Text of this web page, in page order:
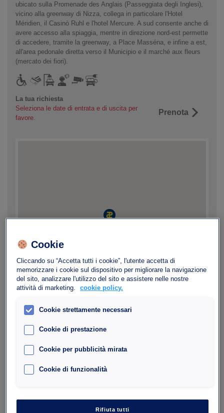
ubicato sulla Promenade des Anglais (Passeggiata degli Inglesi),
vicino alla greenway di Nizza, collega in particolare l'Hotel
Méridien, il Casinò Ruhl e l'hotel Mercure. A sud consente anche di
avere accesso alla spiaggia, mentre in direzione nord-est permette
di accedere, tramite la greenway, a Place Masséna, e infine a est,
all'area pedonale diretta verso il Municipio e il marché aux fleurs
(mercato dei fiori).
La tua richiesta
Seleziona le date di entrata e di uscita per
favore.
Prenota
Autres parkings à
proximité
Cookie
Cliccando su “Accetta tutti i cookie”, l'utente accetta di
memorizzare i cookie sul dispositivo per migliorare la navigazione
del sito, analizzare l'utilizzo del sito e assistere nelle nostre
attività di marketing.
cookie policy.
Cookie strettamente necessari
Cookie di prestazione
Cookie per pubblicità mirata
Cookie di funzionalità
Rifiuta tutti